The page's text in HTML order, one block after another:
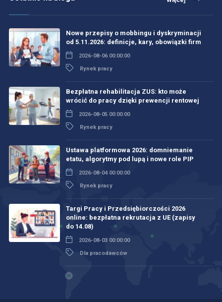
Nowe przepisy o mobbingu i dyskryminacji
od 5.11.2026: definicje, kary, obowiązki firm
2026-08-06 00:00:00
Rynek pracy
Bezpłatna rehabilitacja ZUS: kto może
wrócić do pracy dzięki prewencji rentowej
2026-08-05 00:00:00
Rynek pracy
Ustawa platformowa 2026: domniemanie
etatu, algorytmy pod lupą i nowe role PIP
2026-08-04 00:00:00
Rynek pracy
Targi Pracy i Przedsiębiorczości 2026
online: bezpłatna rekrutacja z UE (zapisy
do 14.08)
2026-08-03 00:00:00
Dla pracodawców